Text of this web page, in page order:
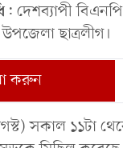
: দেশব্যাপী
ছাত্রলীগ।
করুন
সকাল ১১টা